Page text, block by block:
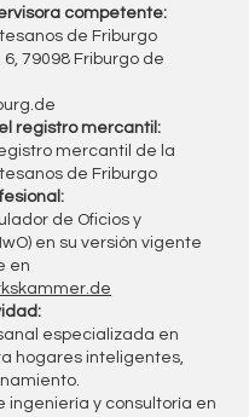
competente:
de Friburgo
79098 Friburgo de
registro mercantil:
mercantil de la
de Friburgo
de Oficios y
en su versión vigente
en
especializada en
hogares inteligentes,
ingeniería y consultoría en